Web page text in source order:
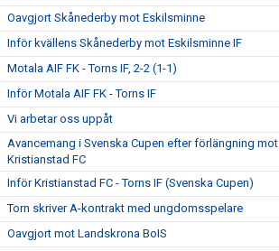
Oavgjort Skånederby mot Eskilsminne
Inför kvällens Skånederby mot Eskilsminne IF
Motala AIF FK - Torns IF, 2-2 (1-1)
Inför Motala AIF FK - Torns IF
Vi arbetar oss uppåt
Avancemang i Svenska Cupen efter förlängning mot
Kristianstad FC
Inför Kristianstad FC - Torns IF (Svenska Cupen)
Torn skriver A-kontrakt med ungdomsspelare
Oavgjort mot Landskrona BoIS